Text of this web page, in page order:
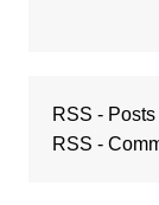
RSS - Posts
RSS -